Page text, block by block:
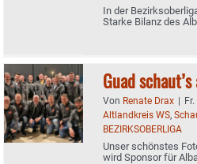
In der
Starke Bilanz des
Guad
Von Renate Drax |
Altlandkreis WS,
BEZIRKSOBERLIGA
Unser schönstes
wird Sponsor für